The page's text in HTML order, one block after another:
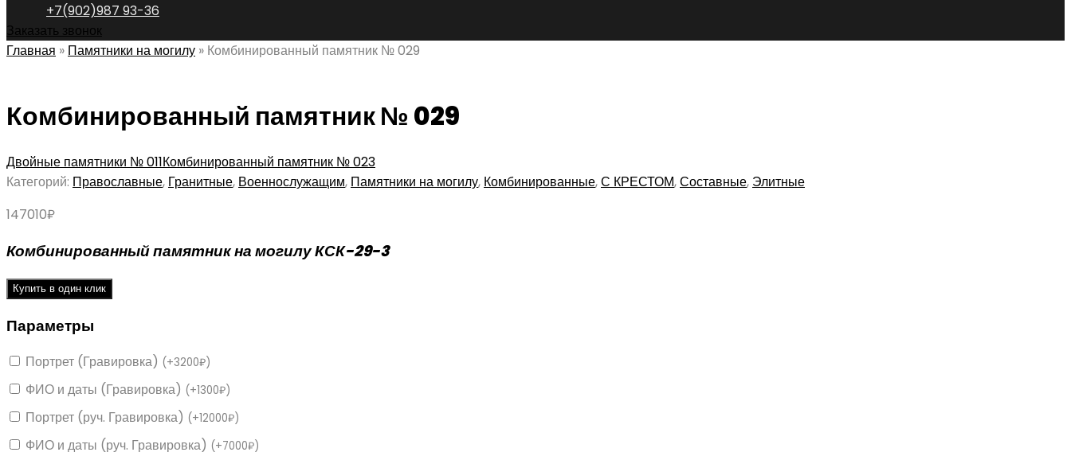
+7(902)987 93-36
Заказать звонок
Главная » Памятники на могилу » Комбинированный памятник № 029
Комбинированный памятник № 029
Двойные памятники № 011Комбинированный памятник № 023
Категорий: Православные, Гранитные, Военнослужащим, Памятники на могилу, Комбинированные,С КРЕСТОМ,Составные, Элитные
147010₽
Комбинированный памятник на могилу КСК-29-3
Купить в один клик
Параметры
Портрет (Гравировка) (+3200₽)
ФИО и даты (Гравировка) (+1300₽)
Портрет (руч. Гравировка) (+12000₽)
ФИО и даты (руч. Гравировка) (+7000₽)